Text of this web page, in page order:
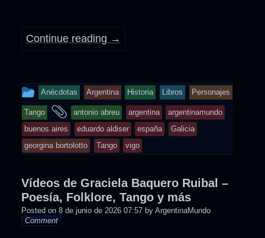
Continue reading →
This
entry
was
posted
in
Anécdotas Argentina Historia Libros Personajes
Tango
and
tagged
antonio abreu argentina
argentinamundo
buenos aires
eduardo aldiser españa
Galicia
georgina bortolotto
Tango vigo
Vídeos de Graciela Baquero Ruibal –
Poesía, Folklore, Tango y más
Posted on 8 de junio de 2026 07:57 by ArgentinaMundo
Comment